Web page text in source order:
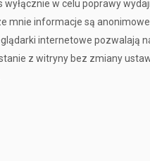
w celu poprawy
mnie informacje są
internetowe pozwalają
z witryny bez zmiany